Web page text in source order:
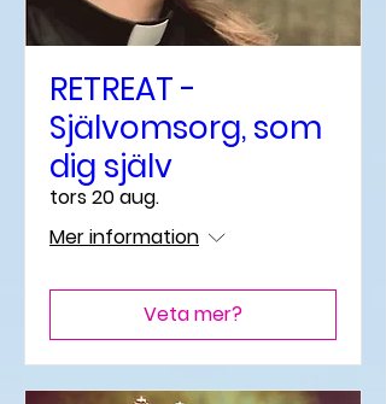
RETREAT -
Självomsorg, som
dig själv
tors 20 aug.
Mer information
Veta mer?